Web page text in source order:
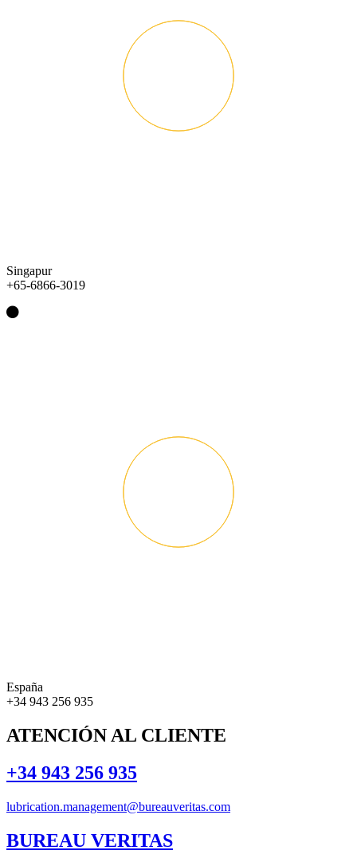
Singapur
+65-6866-3019
España
+34 943 256 935
ATENCIÓN AL CLIENTE
+34 943 256 935
lubrication.management@bureauveritas.com
BUREAU VERITAS